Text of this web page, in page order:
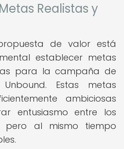
Realistas y
de valor está
establecer metas
para la campaña de
Estas metas
ambiciosas
entusiasmo entre los
pero al mismo tiempo